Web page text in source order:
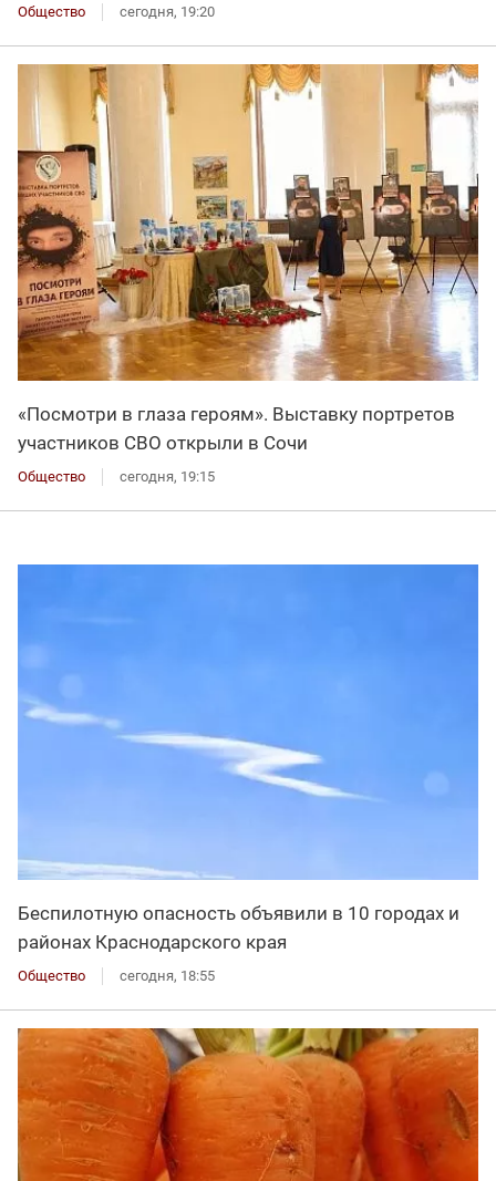
Общество сегодня, 19:20
«Посмотри в глаза героям». Выставку портретов
участников СВО открыли в Сочи
Общество сегодня, 19:15
Беспилотную опасность объявили в 10 городах и
районах Краснодарского края
Общество сегодня, 18:55